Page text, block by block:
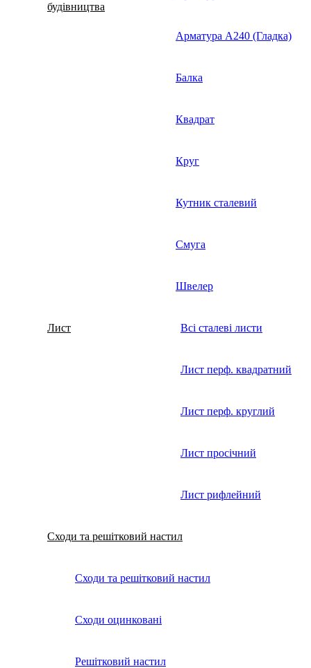
будівництва
Арматура А240 (Гладка)
Балка
Квадрат
Круг
Кутник сталевий
Смуга
Швелер
Лист Всі сталеві листи
Лист перф. квадратний
Лист перф. круглий
Лист просічний
Лист рифлейний
Сходи та решітковий настил
Сходи та решітковий настил
Сходи оцинковані
Решітковий настил